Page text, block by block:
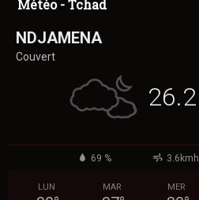
Météo - Tchad
NDJAMENA
Couvert
26.2
69 % 3.6kmh
LUN MAR MER